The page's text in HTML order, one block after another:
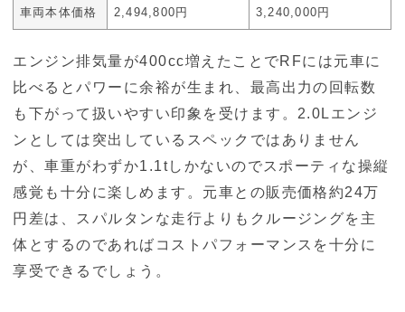
車両本体価格 2,494,800円 3,240,000円
エンジン排気量が400cc増えたことでRFには元車に
比べるとパワーに余裕が生まれ、最高出力の回転数
も下がって扱いやすい印象を受けます。2.0Lエンジ
ンとしては突出しているスペックではありません
が、車重がわずか1.1tしかないのでスポーティな操縦
感覚も十分に楽しめます。元車との販売価格約24万
円差は、スパルタンな走行よりもクルージングを主
体とするのであればコストパフォーマンスを十分に
享受できるでしょう。